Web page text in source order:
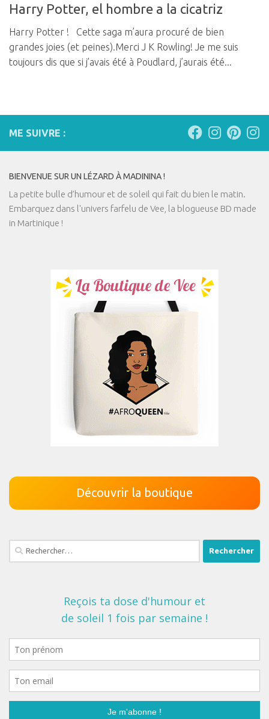
Harry Potter, el hombre a la cicatriz
Harry Potter ! Cette saga m’aura procuré de bien
grandes joies (et peines).Merci J K Rowling! Je me suis
toujours dis que si j’avais été à Poudlard, j’aurais été...
ME SUIVRE :
BIENVENUE SUR UN LÉZARD À MADININA !
La petite bulle d’humour et de soleil qui fait du bien le matin.
Embarquez dans l'univers farfelu de Vee, la blogueuse BD made
in Martinique !
Découvrir la boutique
Rechercher :